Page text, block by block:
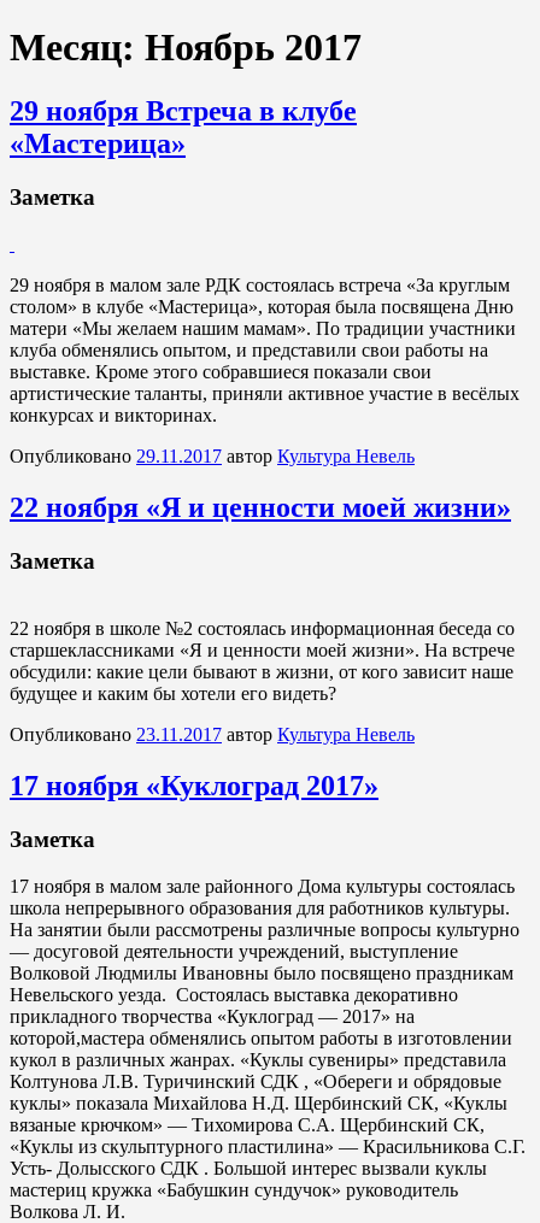
Месяц: Ноябрь 2017
29 ноября Встреча в клубе
«Мастерица»
Заметка
29 ноября в малом зале РДК состоялась встреча «За круглым
столом» в клубе «Мастерица», которая была посвящена Дню
матери «Мы желаем нашим мамам». По традиции участники
клуба обменялись опытом, и представили свои работы на
выставке. Кроме этого собравшиеся показали свои
артистические таланты, приняли активное участие в весёлых
конкурсах и викторинах.
Опубликовано 29.11.2017 автор Культура Невель
22 ноября «Я и ценности моей жизни»
Заметка
22 ноября в школе №2 состоялась информационная беседа со
старшеклассниками «Я и ценности моей жизни». На встрече
обсудили: какие цели бывают в жизни, от кого зависит наше
будущее и каким бы хотели его видеть?
Опубликовано 23.11.2017 автор Культура Невель
17 ноября «Куклоград 2017»
Заметка
17 ноября в малом зале районного Дома культуры состоялась
школа непрерывного образования для работников культуры.
На занятии были рассмотрены различные вопросы культурно
— досуговой деятельности учреждений, выступление
Волковой Людмилы Ивановны было посвящено праздникам
Невельского уезда. Состоялась выставка декоративно
прикладного творчества «Куклоград — 2017» на
которой,мастера обменялись опытом работы в изготовлении
кукол в различных жанрах. «Куклы сувениры» представила
Колтунова Л.В. Туричинский СДК , «Обереги и обрядовые
куклы» показала Михайлова Н.Д. Щербинский СК, «Куклы
вязаные крючком» — Тихомирова С.А. Щербинский СК,
«Куклы из скульптурного пластилина» — Красильникова С.Г.
Усть- Долысского СДК . Большой интерес вызвали куклы
мастериц кружка «Бабушкин сундучок» руководитель
Волкова Л. И.